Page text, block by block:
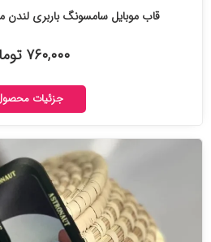
قاب موبایل سامسونگ باربری لندن
۷۶۰,۰۰۰ تومان
جزئیات